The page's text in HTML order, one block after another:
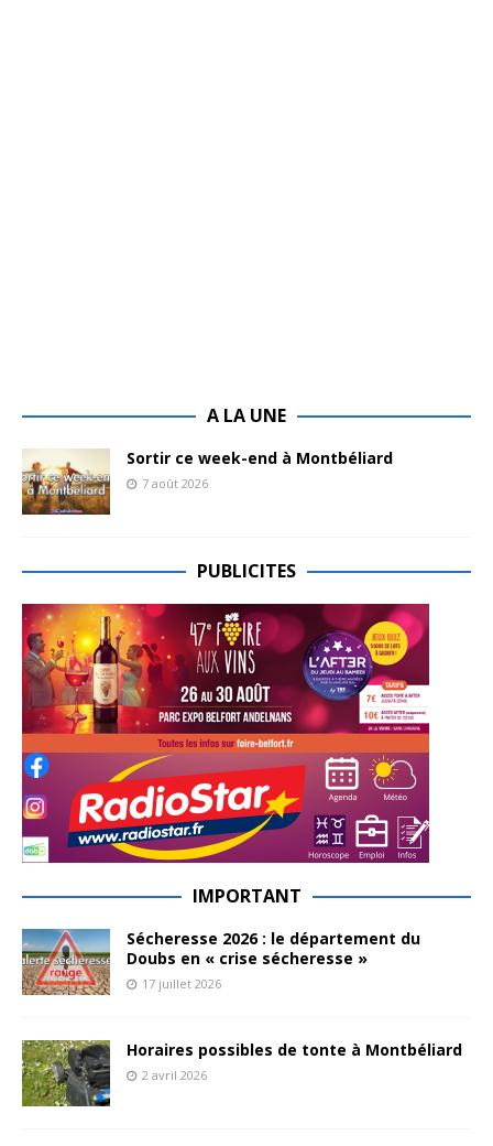
A LA UNE
Sortir ce week-end à Montbéliard
7 août 2026
PUBLICITES
IMPORTANT
Sécheresse 2026 : le département du
Doubs en « crise sécheresse »
17 juillet 2026
Horaires possibles de tonte à Montbéliard
2 avril 2026